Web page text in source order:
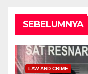
SEBELUMNYA
LAW AND CRIME